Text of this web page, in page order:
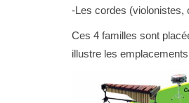
-Les cordes
Ces 4 familles sont
illustre les